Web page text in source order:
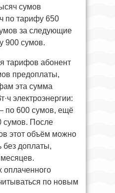
сумов
по тарифу 650
за следующие
900 сумов.
тарифов абонент
предоплаты,
эта сумма
электроэнергии:
по 600 сумов, ещё
сумов. После
этот объём можно
без доплаты,
оплаченного
по новым